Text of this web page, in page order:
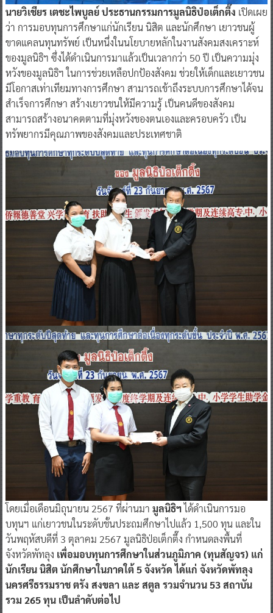
นายวิเชียร เตชะไพบูลย์ ประธานกรรมการมูลนิธิป่อเต็กตึ๊ง เปิดเผย
ว่า การมอบทุนการศึกษาแก่นักเรียน นิสิต และนักศึกษา เยาวชนผู้
ขาดแคลนทุนทรัพย์ เป็นหนึ่งในนโยบายหลักในงานสังคมสงเคราะห์
ของมูลนิธิฯ ซึ่งได้ดำเนินการมาแล้วเป็นเวลากว่า 50 ปี เป็นความมุ่ง
หวังของมูลนิธิฯ ในการช่วยเหลือปกป้องสังคม ช่วยให้เด็กและเยาวชน
มีโอกาสเท่าเทียมทางการศึกษา สามารถเข้าถึงระบบการศึกษาได้จน
สำเร็จการศึกษา สร้างเยาวชนให้มีความรู้ เป็นคนดีของสังคม
สามารถสร้างอนาคตตามที่มุ่งหวังของตนเองและครอบครัว เป็น
ทรัพยากรมีคุณภาพของสังคมและประเทศชาติ
โดยเมื่อเดือนมิถุนายน 2567 ที่ผ่านมา มูลนิธิฯได้ดำเนินการมอ
บทุนฯ แก่เยาวชนในระดับชั้นประถมศึกษาไปแล้ว 1,500 ทุน และใน
วันพฤหัสบดีที่ 3 ตุลาคม 2567 มูลนิธิป่อเต็กตึ๊ง กำหนดลงพื้นที่
จังหวัดพัทลุง เพื่อมอบทุนการศึกษาในส่วนภูมิภาค (ทุนสัญจร) แก่
นักเรียน นิสิต นักศึกษาในภาคใต้ 5 จังหวัด ได้แก่ จังหวัดพัทลุง
นครศรีธรรมราช ตรัง สงขลา และ สตูล รวมจำนวน 53 สถาบัน
รวม 265 ทุน เป็นลำดับต่อไป